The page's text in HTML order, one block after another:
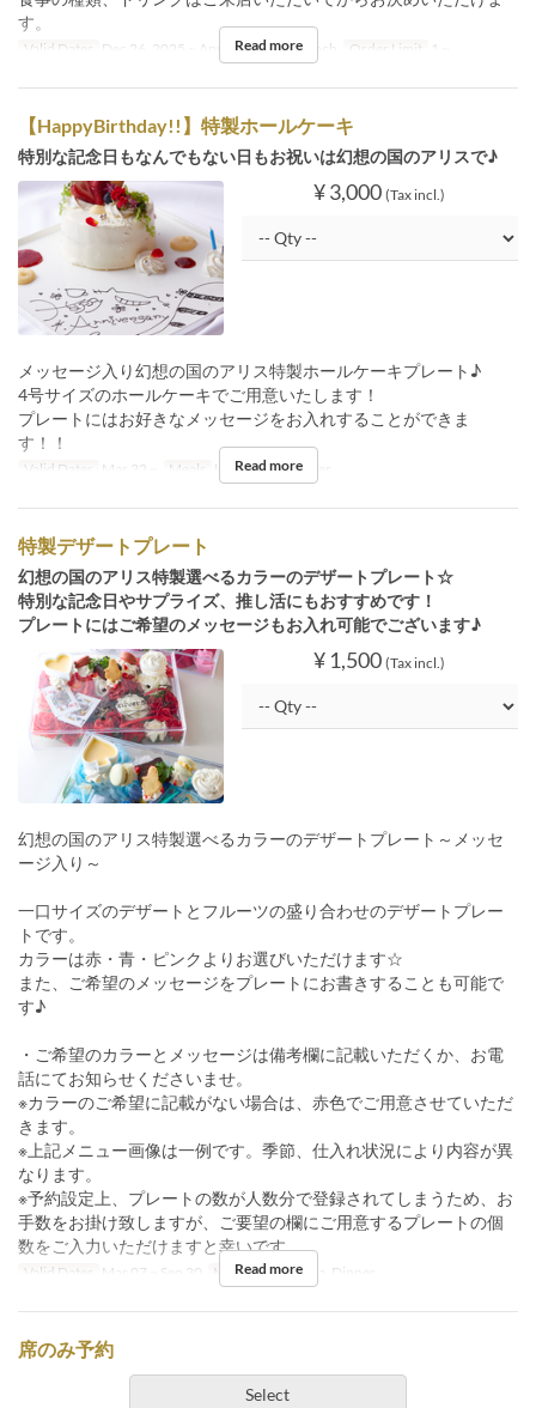
す。
Valid Dates Dec 26, 2025 ~ Apr 30 Meals Lunch Order Limit 1 ~
Read more
【HappyBirthday!!】特製ホールケーキ
特別な記念日もなんでもない日もお祝いは幻想の国のアリスで♪
¥ 3,000 (Tax incl.)
メッセージ入り幻想の国のアリス特製ホールケーキプレート♪
4号サイズのホールケーキでご用意いたします！
プレートにはお好きなメッセージをお入れすることができま
す！！
Valid Dates Mar 22 ~ Meals Lunch, Tea, Dinner
Read more
特製デザートプレート
幻想の国のアリス特製選べるカラーのデザートプレート☆
特別な記念日やサプライズ、推し活にもおすすめです！
プレートにはご希望のメッセージもお入れ可能でございます♪
¥ 1,500 (Tax incl.)
幻想の国のアリス特製選べるカラーのデザートプレート～メッセ
ージ入り～
一口サイズのデザートとフルーツの盛り合わせのデザートプレー
トです。
カラーは赤・青・ピンクよりお選びいただけます☆
また、ご希望のメッセージをプレートにお書きすることも可能で
す♪
・ご希望のカラーとメッセージは備考欄に記載いただくか、お電
話にてお知らせくださいませ。
※カラーのご希望に記載がない場合は、赤色でご用意させていただ
きます。
※上記メニュー画像は一例です。季節、仕入れ状況により内容が異
なります。
※予約設定上、プレートの数が人数分で登録されてしまうため、お
手数をお掛け致しますが、ご要望の欄にご用意するプレートの個
数をご入力いただけますと幸いです。
Valid Dates Mar 07 ~ Sep 30 Meals Lunch, Tea, Dinner
Read more
席のみ予約
Select